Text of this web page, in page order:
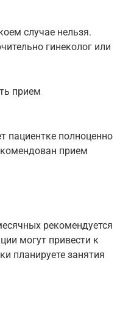
случае нельзя.
гинеколог или
прием
пациентке полноценно
прием
рекомендуется
могут привести к
планируете занятия